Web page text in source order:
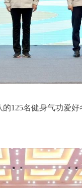
125名健身气功爱